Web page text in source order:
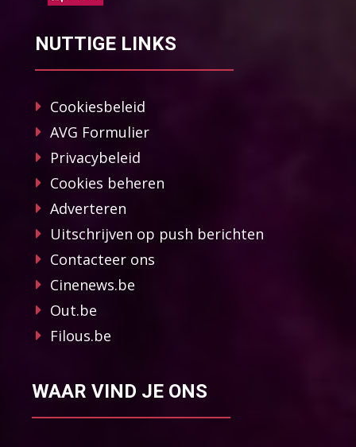
NUTTIGE LINKS
Cookiesbeleid
AVG Formulier
Privacybeleid
Cookies beheren
Adverteren
Uitschrijven op push berichten
Contacteer ons
Cinenews.be
Out.be
Filous.be
WAAR VIND JE ONS